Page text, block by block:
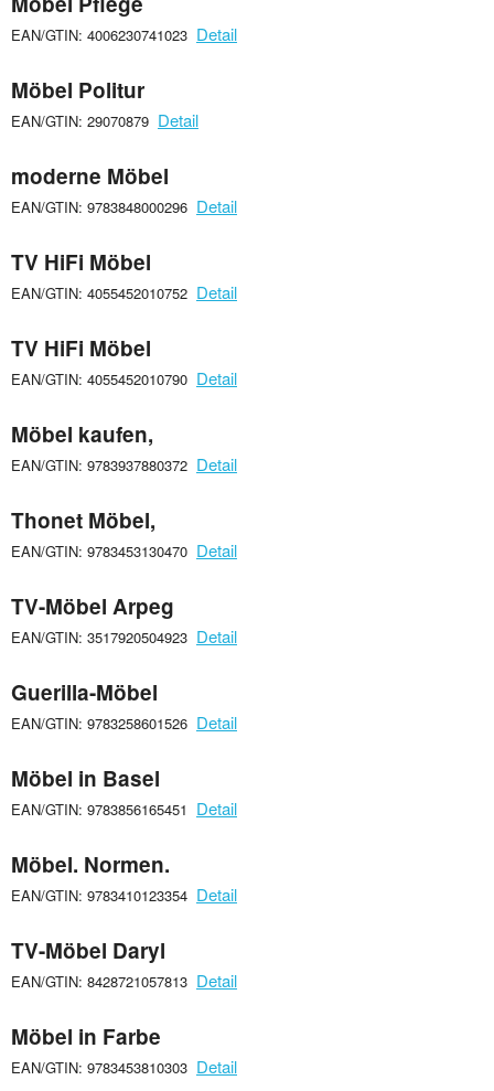
EAN/GTIN: 4006230741023 Detail
Möbel Politur
EAN/GTIN: 29070879 Detail
moderne Möbel
EAN/GTIN: 9783848000296 Detail
TV HiFi Möbel
EAN/GTIN: 4055452010752 Detail
TV HiFi Möbel
EAN/GTIN: 4055452010790 Detail
Möbel kaufen,
EAN/GTIN: 9783937880372 Detail
Thonet Möbel,
EAN/GTIN: 9783453130470 Detail
TV-Möbel Arpeg
EAN/GTIN: 3517920504923 Detail
Guerilla-Möbel
EAN/GTIN: 9783258601526 Detail
Möbel in Basel
EAN/GTIN: 9783856165451 Detail
Möbel. Normen.
EAN/GTIN: 9783410123354 Detail
TV-Möbel Daryl
EAN/GTIN: 8428721057813 Detail
Möbel in Farbe
EAN/GTIN: 9783453810303 Detail